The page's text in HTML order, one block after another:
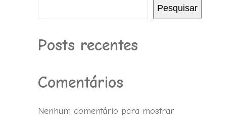
Pesquisar
Posts recentes
Comentários
Nenhum comentário para mostrar.